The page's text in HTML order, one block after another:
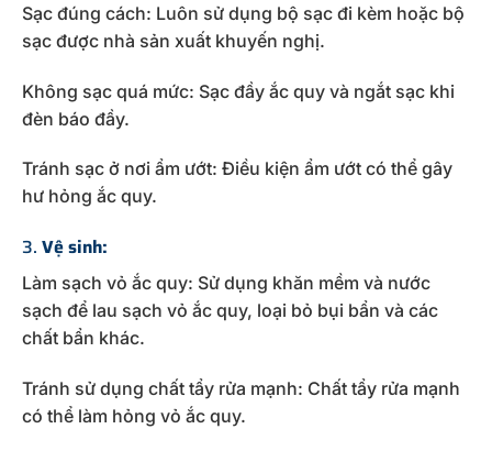
Sạc đúng cách: Luôn sử dụng bộ sạc đi kèm hoặc bộ
sạc được nhà sản xuất khuyến nghị.
Không sạc quá mức: Sạc đầy ắc quy và ngắt sạc khi
đèn báo đầy.
Tránh sạc ở nơi ẩm ướt: Điều kiện ẩm ướt có thể gây
hư hỏng ắc quy.
3. Vệ sinh:
Làm sạch vỏ ắc quy: Sử dụng khăn mềm và nước
sạch để lau sạch vỏ ắc quy, loại bỏ bụi bẩn và các
chất bẩn khác.
Tránh sử dụng chất tẩy rửa mạnh: Chất tẩy rửa mạnh
có thể làm hỏng vỏ ắc quy.